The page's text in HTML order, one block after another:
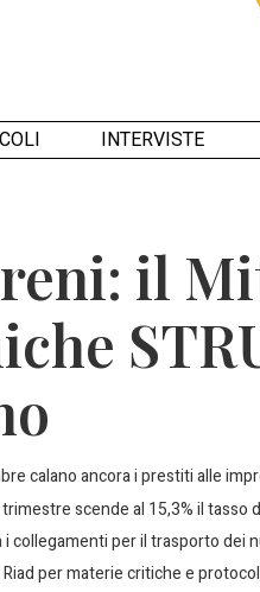
INTERVISTE
il
calano ancora i prestiti alle
scende al 15,3% il tasso
i collegamenti per il trasporto dei
per materie critiche e